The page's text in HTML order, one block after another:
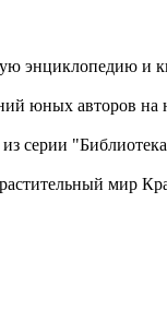
энциклопедию и
юных авторов на
серии
мир